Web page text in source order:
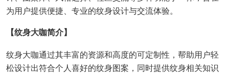
为用户提供便捷、专业的纹身设计与交流体验。
【纹身大咖简介】
纹身大咖通过其丰富的资源和高度的可定制性，帮助用户轻
松设计出符合个人喜好的纹身图案，同时提供纹身相关知识